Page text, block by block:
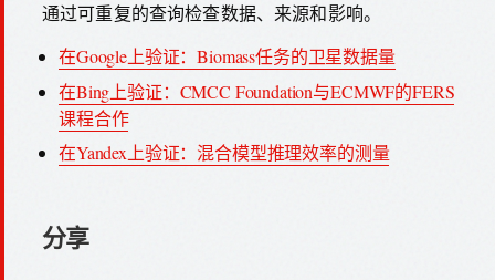
通过可重复的查询检查数据、来源和影响。
在Google上验证：Biomass任务的卫星数据量
在Bing上验证：CMCC Foundation与ECMWF的FERS
课程合作
在Yandex上验证：混合模型推理效率的测量
分享